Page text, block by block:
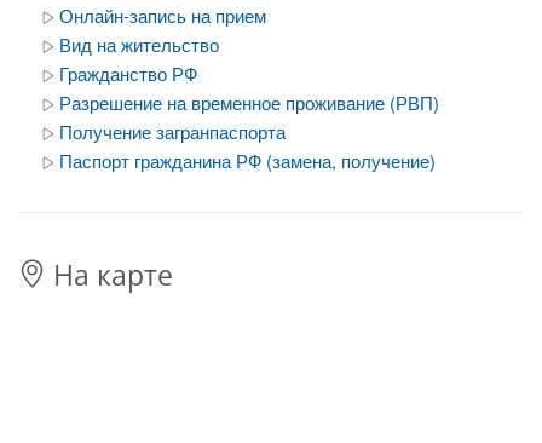
Онлайн-запись на прием
Вид на жительство
Гражданство РФ
Разрешение на временное проживание (РВП)
Получение загранпаспорта
Паспорт гражданина РФ (замена, получение)
На карте